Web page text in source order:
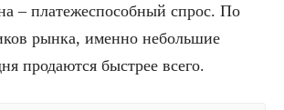
– платежеспособный спрос. По
рынка, именно небольшие
продаются быстрее всего.